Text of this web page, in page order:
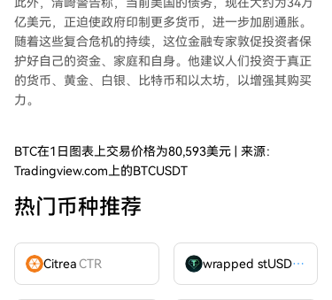
亿美元，正迫使政府印制更多货币，进一步加剧通胀。
随着这些复合危机的持续，这位金融专家敦促投资者保
护好自己的资金、家庭和自身。他建议人们投资于真正
的货币、黄金、白银、比特币和以太坊，以增强其购买
力。
BTC在1日图表上交易价格为80,593美元 | 来源：
Tradingview.com上的BTCUSDT
热门币种推荐
CitreaCTR wrapped stUSDT